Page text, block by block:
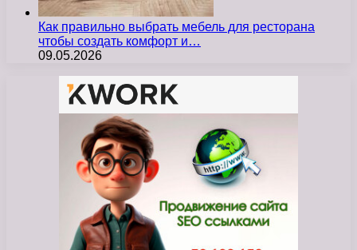
Как правильно выбрать мебель для ресторана
чтобы создать комфорт и…
09.05.2026